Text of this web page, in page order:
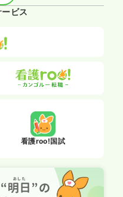
ビス
看護roo!国試